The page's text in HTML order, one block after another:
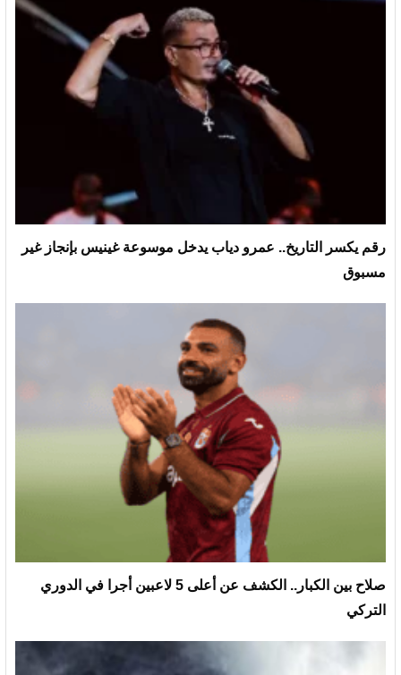
رقم يكسر التاريخ.. عمرو دياب يدخل موسوعة غينيس بإنجاز غير
مسبوق
صلاح بين الكبار.. الكشف عن أعلى 5 لاعبين أجرا في الدوري
التركي